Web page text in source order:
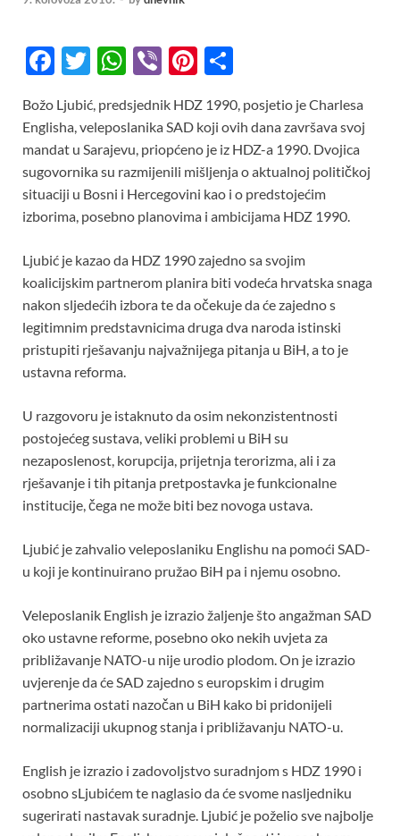
F
e
b
o
o
k
T
itt
er
W
at
s
A
p
p
Vi
er
Pi
er
es
t
ar
e
Božo Ljubić, predsjednik HDZ 1990, posjetio je Charlesa
Englisha, veleposlanika SAD koji ovih dana završava svoj
mandat u Sarajevu, priopćeno je iz HDZ-a 1990. Dvojica
sugovornika su razmijenili mišljenja o aktualnoj političkoj
situaciji u Bosni i Hercegovini kao i o predstojećim
izborima, posebno planovima i ambicijama HDZ 1990.
Ljubić je kazao da HDZ 1990 zajedno sa svojim
koalicijskim partnerom planira biti vodeća hrvatska snaga
nakon sljedećih izbora te da očekuje da će zajedno s
legitimnim predstavnicima druga dva naroda istinski
pristupiti rješavanju najvažnijega pitanja u BiH, a to je
ustavna reforma.
U razgovoru je istaknuto da osim nekonzistentnosti
postojećeg sustava, veliki problemi u BiH su
nezaposlenost, korupcija, prijetnja terorizma, ali i za
rješavanje i tih pitanja pretpostavka je funkcionalne
institucije, čega ne može biti bez novoga ustava.
Ljubić je zahvalio veleposlaniku Englishu na pomoći SAD-
u koji je kontinuirano pružao BiH pa i njemu osobno.
Veleposlanik English je izrazio žaljenje što angažman SAD
oko ustavne reforme, posebno oko nekih uvjeta za
približavanje NATO-u nije urodio plodom. On je izrazio
uvjerenje da će SAD zajedno s europskim i drugim
partnerima ostati nazočan u BiH kako bi pridonijeli
normalizaciji ukupnog stanja i približavanju NATO-u.
English je izrazio i zadovoljstvo suradnjom s HDZ 1990 i
osobno sLjubićem te naglasio da će svome nasljedniku
sugerirati nastavak suradnje. Ljubić je poželio sve najbolje